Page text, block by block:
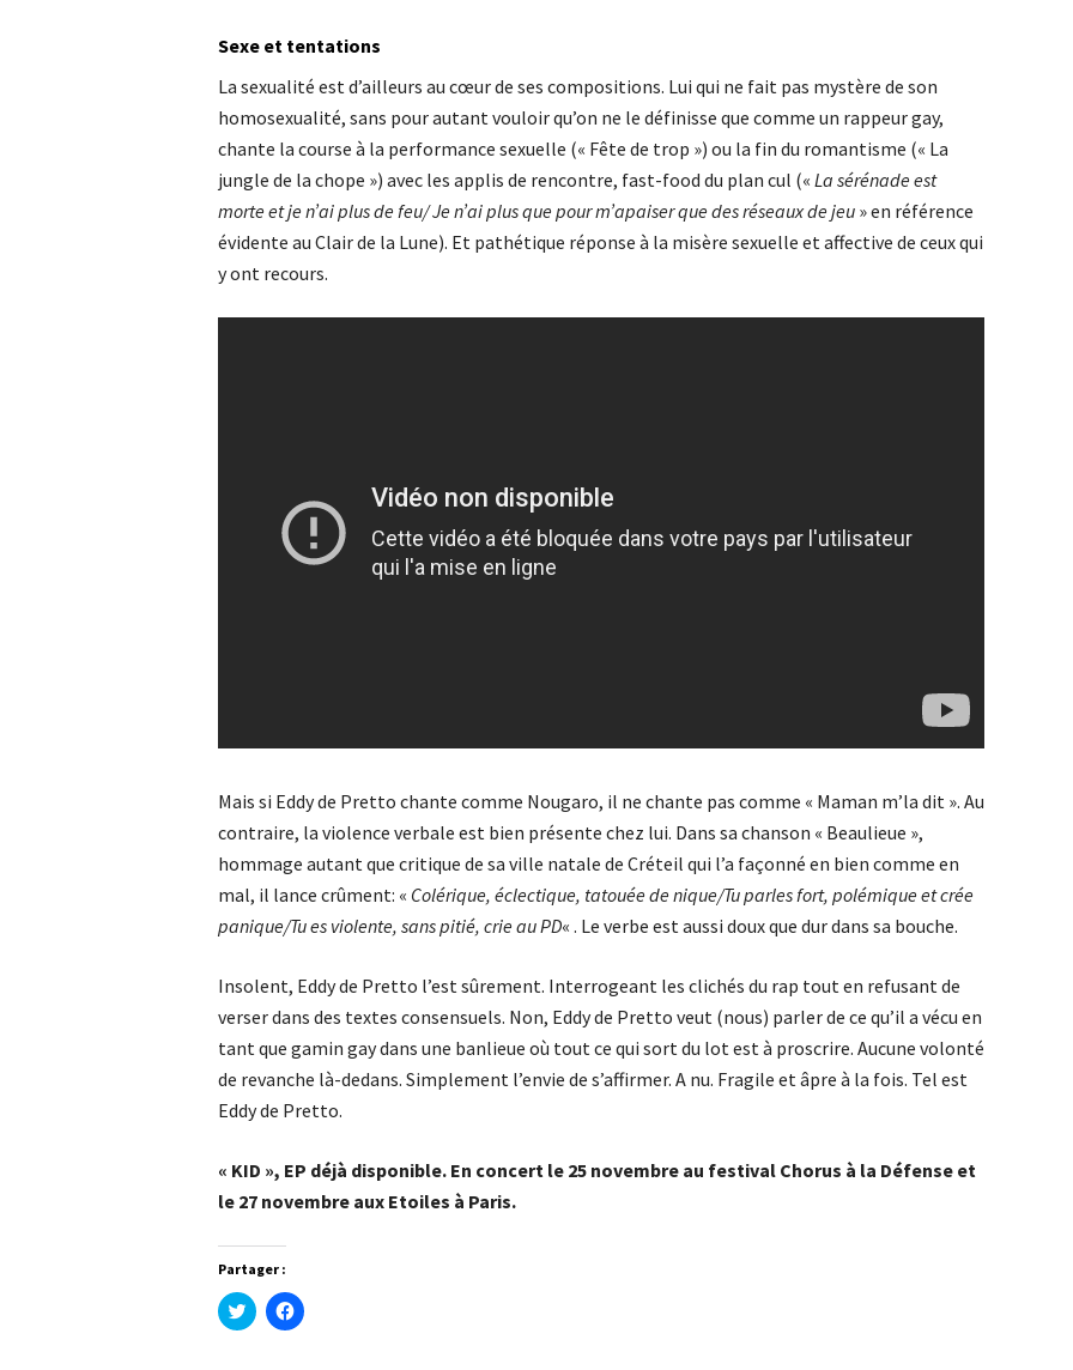
Sexe et tentations
La sexualité est d’ailleurs au cœur de ses compositions. Lui qui ne fait pas mystère de son
homosexualité, sans pour autant vouloir qu’on ne le définisse que comme un rappeur gay,
chante la course à la performance sexuelle (« Fête de trop ») ou la fin du romantisme (« La
jungle de la chope ») avec les applis de rencontre, fast-food du plan cul (« La sérénade est
morte et je n’ai plus de feu/ Je n’ai plus que pour m’apaiser que des réseaux de jeu » en référence
évidente au Clair de la Lune). Et pathétique réponse à la misère sexuelle et affective de ceux qui
y ont recours.
Mais si Eddy de Pretto chante comme Nougaro, il ne chante pas comme « Maman m’la dit ». Au
contraire, la violence verbale est bien présente chez lui. Dans sa chanson « Beaulieue »,
hommage autant que critique de sa ville natale de Créteil qui l’a façonné en bien comme en
mal, il lance crûment: « Colérique, éclectique, tatouée de nique/Tu parles fort, polémique et crée
panique/Tu es violente, sans pitié, crie au PD« . Le verbe est aussi doux que dur dans sa bouche.
Insolent, Eddy de Pretto l’est sûrement. Interrogeant les clichés du rap tout en refusant de
verser dans des textes consensuels. Non, Eddy de Pretto veut (nous) parler de ce qu’il a vécu en
tant que gamin gay dans une banlieue où tout ce qui sort du lot est à proscrire. Aucune volonté
de revanche là-dedans. Simplement l’envie de s’affirmer. A nu. Fragile et âpre à la fois. Tel est
Eddy de Pretto.
« KID », EP déjà disponible. En concert le 25 novembre au festival Chorus à la Défense et
le 27 novembre aux Etoiles à Paris.
Partager :
Cliquez
pour
Cliquez
pour